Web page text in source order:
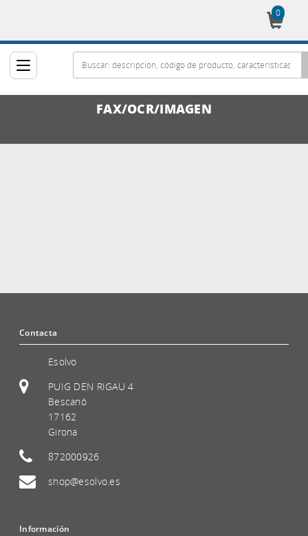
0
FAX/OCR/IMAGEN
Contacta
Esolvo
PUIG DEN RIGAU 4
Bescanó
17162
Girona
872000926
shop@esolvo.es
Información